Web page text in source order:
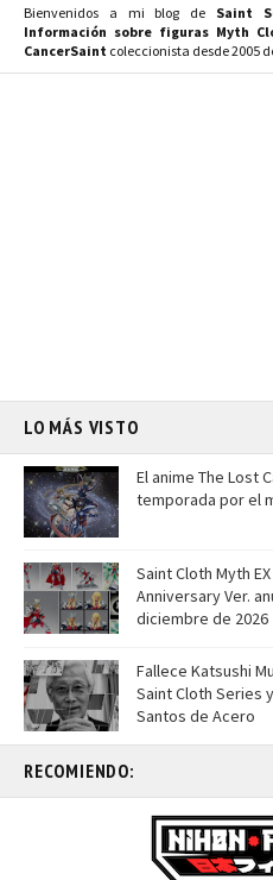
Bienvenidos a mi blog de Saint
Información sobre figuras Myth
CancerSaint coleccionista desde 2005
LO MÁS VISTO
El anime The Lost
temporada por el
Saint Cloth Myth
Anniversary Ver.
diciembre de 2026
Fallece Katsushi
Saint Cloth Series
Santos de Acero
RECOMIENDO: